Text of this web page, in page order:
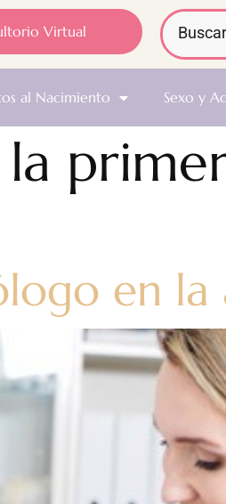
Virtual
al Nacimiento Sexo y
en la